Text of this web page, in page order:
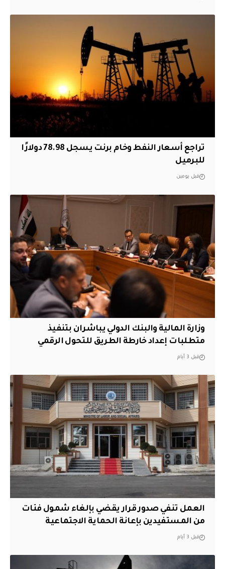
تراجع أسعار النفط وخام برنت يسجل 78.98 دولارًا
للبرميل
قبل يومين
وزارة المالية والبنك الدولي يباشران بتنفيذ
متطلبات إعداد خارطة الطريق للتحول الرقمي
قبل 3 أيام
العمل تنفي صدور قرار يقضي بإلغاء شمول فئات
من المستفيدين بإعانة الحماية الاجتماعية
قبل 3 أيام